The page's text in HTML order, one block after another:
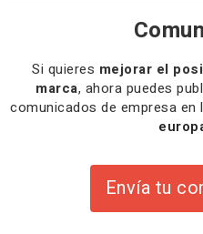
Si quieres mejorar el
marca, ahora puedes
comunicados de empresa
Envía tu